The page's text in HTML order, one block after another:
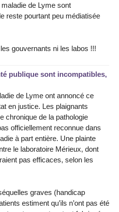
de Lyme sont
reste pourtant peu médiatisée
gouvernants ni les labos !!!
publique sont incompatibles,
de Lyme ont annoncé ce
en justice. Les plaignants
chronique de la pathologie
officiellement reconnue dans
à part entière. Une plainte
le laboratoire Mérieux, dont
pas efficaces, selon les
graves (handicap
estiment qu’ils n’ont pas été